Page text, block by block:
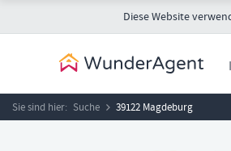
Diese Website
Sie sind hier: Suche 39122 Magdeburg